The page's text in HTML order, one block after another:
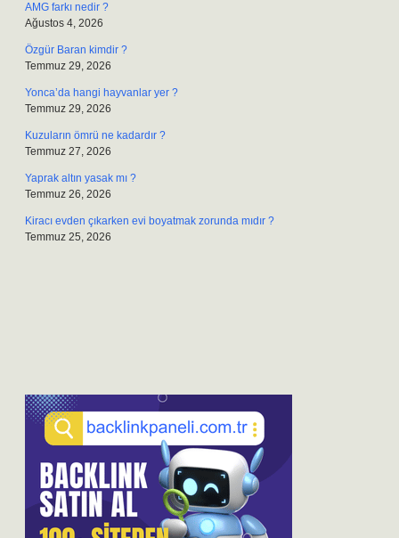
AMG farkı nedir ?
Ağustos 4, 2026
Özgür Baran kimdir ?
Temmuz 29, 2026
Yonca’da hangi hayvanlar yer ?
Temmuz 29, 2026
Kuzuların ömrü ne kadardır ?
Temmuz 27, 2026
Yaprak altın yasak mı ?
Temmuz 26, 2026
Kiracı evden çıkarken evi boyatmak zorunda mıdır ?
Temmuz 25, 2026